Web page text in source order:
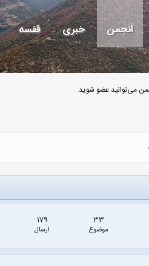
انجمن خبری قفسه
می‌توانید عضو شوید.
۳۳
موضوع
۱۷۹
ارسال